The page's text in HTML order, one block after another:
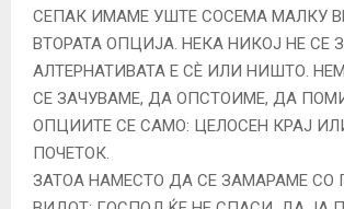
СЕПАК ИМАМЕ УШТЕ СОСЕМА МАЛКУ
ВТОРАТА ОПЦИЈА. НЕКА НИКОЈ НЕ СЕ
АЛТЕРНАТИВАТА Е СÈ ИЛИ НИШТО.
СЕ ЗАЧУВАМЕ, ДА ОПСТОИМЕ, ДА
ОПЦИИТЕ СЕ САМО: ЦЕЛОСЕН КРАЈ
ПОЧЕТОК.
ЗАТОА НАМЕСТО ДА СЕ ЗАМАРАМЕ СО